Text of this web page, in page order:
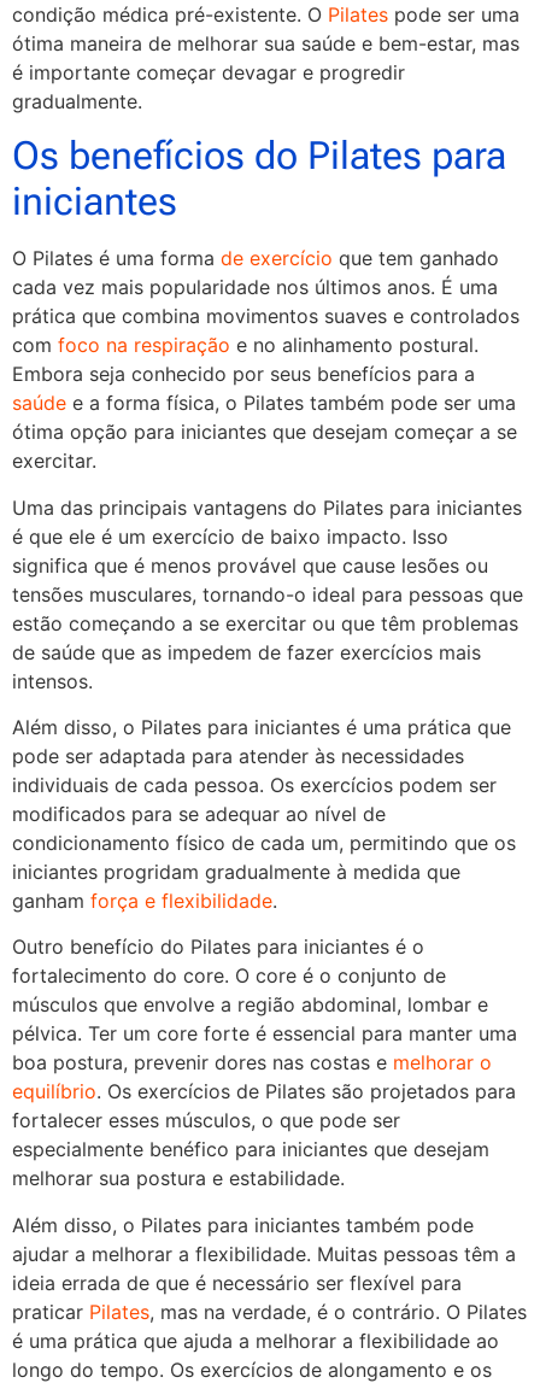
condição médica pré-existente. O Pilates pode ser uma
ótima maneira de melhorar sua saúde e bem-estar, mas
é importante começar devagar e progredir
gradualmente.
Os benefícios do Pilates para
iniciantes
O Pilates é uma forma de exercício que tem ganhado
cada vez mais popularidade nos últimos anos. É uma
prática que combina movimentos suaves e controlados
com foco na respiração e no alinhamento postural.
Embora seja conhecido por seus benefícios para a
saúde e a forma física, o Pilates também pode ser uma
ótima opção para iniciantes que desejam começar a se
exercitar.
Uma das principais vantagens do Pilates para iniciantes
é que ele é um exercício de baixo impacto. Isso
significa que é menos provável que cause lesões ou
tensões musculares, tornando-o ideal para pessoas que
estão começando a se exercitar ou que têm problemas
de saúde que as impedem de fazer exercícios mais
intensos.
Além disso, o Pilates para iniciantes é uma prática que
pode ser adaptada para atender às necessidades
individuais de cada pessoa. Os exercícios podem ser
modificados para se adequar ao nível de
condicionamento físico de cada um, permitindo que os
iniciantes progridam gradualmente à medida que
ganham força e flexibilidade.
Outro benefício do Pilates para iniciantes é o
fortalecimento do core. O core é o conjunto de
músculos que envolve a região abdominal, lombar e
pélvica. Ter um core forte é essencial para manter uma
boa postura, prevenir dores nas costas e melhorar o
equilíbrio. Os exercícios de Pilates são projetados para
fortalecer esses músculos, o que pode ser
especialmente benéfico para iniciantes que desejam
melhorar sua postura e estabilidade.
Além disso, o Pilates para iniciantes também pode
ajudar a melhorar a flexibilidade. Muitas pessoas têm a
ideia errada de que é necessário ser flexível para
praticar Pilates, mas na verdade, é o contrário. O Pilates
é uma prática que ajuda a melhorar a flexibilidade ao
longo do tempo. Os exercícios de alongamento e os